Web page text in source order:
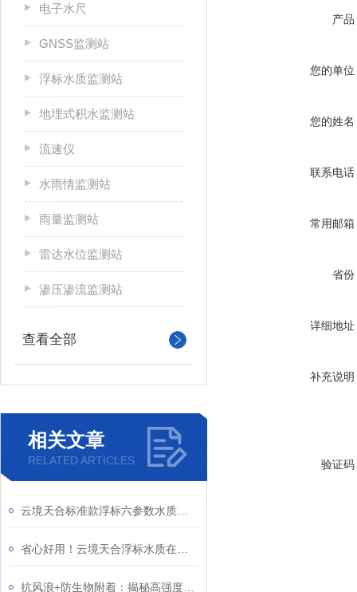
电子水尺
GNSS监测站
浮标水质监测站
地埋式积水监测站
流速仪
水雨情监测站
雨量监测站
雷达水位监测站
渗压渗流监测站
查看全部
相关文章
RELATED ARTICLES
产品
您的单位
您的姓名
联系电话
常用邮箱
省份
详细地址
补充说明
验证码